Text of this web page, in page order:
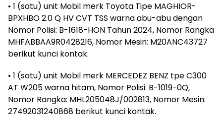
• 1 (satu) unit Mobil merk Toyota Tipe MAGHIOR-
BPXHBO 2.0 Q HV CVT TSS warna abu-abu dengan
Nomor Polisi: B-1618-HON Tahun 2024, Nomor Rangka
MHFABBAA9R0428216, Nomor Mesin: M20ANC43727
berikut kunci kontak.
• 1 (satu) unit Mobil merk MERCEDEZ BENZ tpe C300
AT W205 warna hitam, Nomor Polisi: B-1019-0Q,
Nomor Rangka: MHL205048J/002813, Nomor Mesin:
27492031240868 berikut kunci kontak.